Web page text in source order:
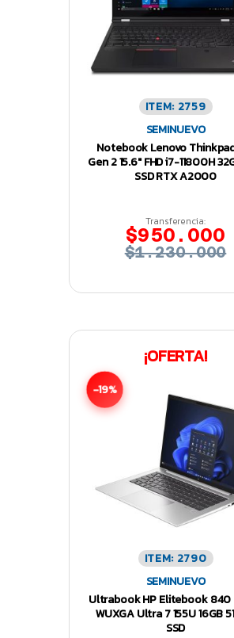
ITEM: 2759
SEMINUEVO
Notebook Lenovo
Gen 2 15.6″ FHD i7-11800H
SSD RTX A2000
Transferencia:
$950.000
$1.230.000
¡OFERTA!
-19%
ITEM: 2790
SEMINUEVO
Ultrabook HP Elitebook 840
WUXGA Ultra 7 155U 16GB
SSD